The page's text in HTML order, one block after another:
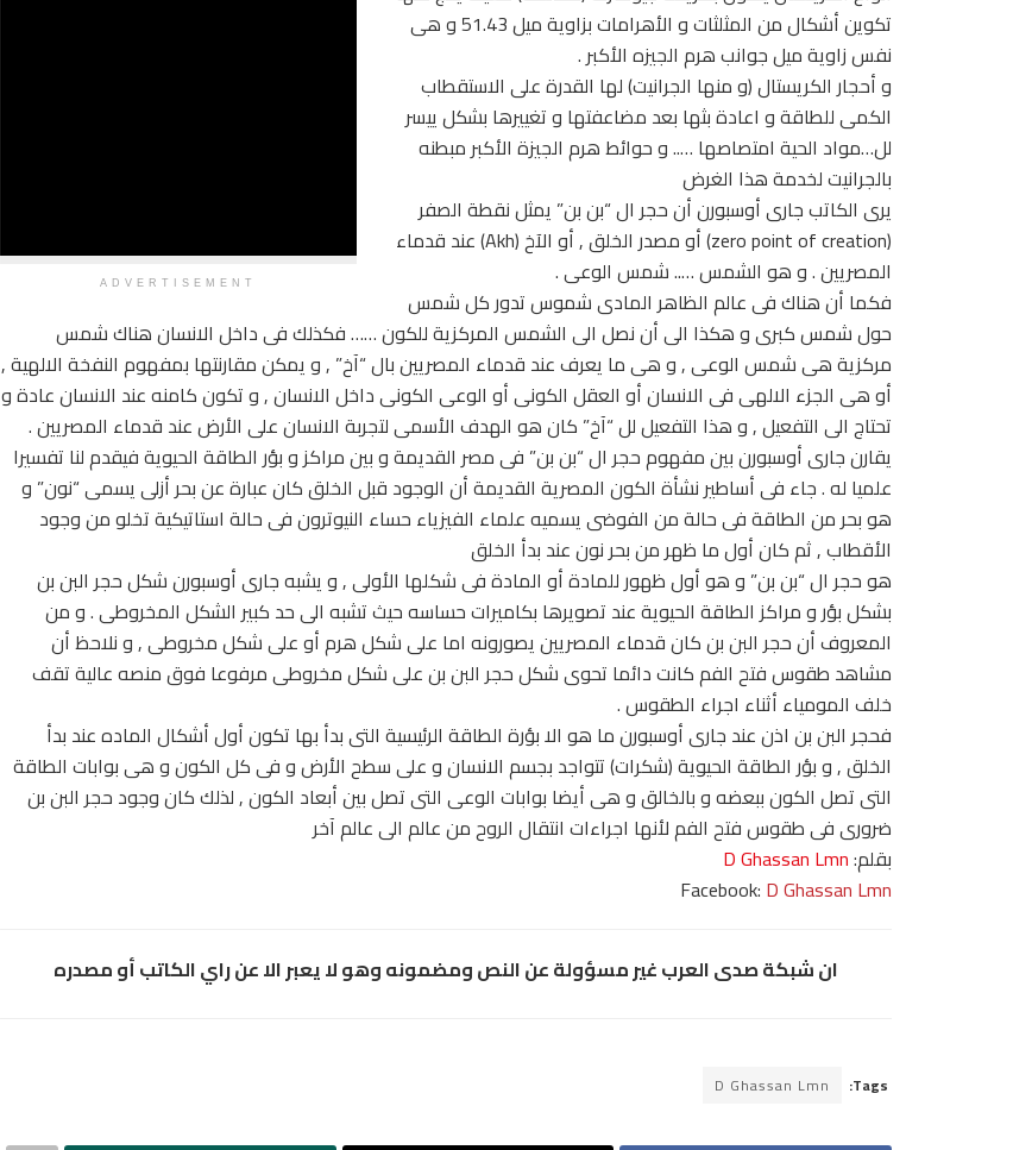
ADVERTISEMENT
تكوين أشكال من المثلثات و الأهرامات بزاوية ميل 51.43 و هى
نفس زاوية ميل جوانب هرم الجيزه الأكبر .
و أحجار الكريستال (و منها الجرانيت) لها القدرة على الاستقطاب
الكمى للطاقة و اعادة بثها بعد مضاعفتها و تغييرها بشكل ييسر
لل…مواد الحية امتصاصها ….. و حوائط هرم الجيزة الأكبر مبطنه
بالجرانيت لخدمة هذا الغرض
يرى الكاتب جارى أوسبورن أن حجر ال “بن بن” يمثل نقطة الصفر
(zero point of creation) أو مصدر الخلق , أو الآخ (Akh) عند قدماء
المصريين . و هو الشمس ….. شمس الوعى .
فكما أن هناك فى عالم الظاهر المادى شموس تدور كل شمس
حول شمس كبرى و هكذا الى أن نصل الى الشمس المركزية للكون …… فكذلك فى داخل الانسان هناك شمس
مركزية هى شمس الوعى , و هى ما يعرف عند قدماء المصريين بال “آخ” , و يمكن مقارنتها بمفهوم النفخة الالهية ,
أو هى الجزء الالهى فى الانسان أو العقل الكونى أو الوعى الكونى داخل الانسان , و تكون كامنه عند الانسان عادة و
تحتاج الى التفعيل , و هذا التفعيل لل “آخ” كان هو الهدف الأسمى لتجربة الانسان على الأرض عند قدماء المصريين .
يقارن جارى أوسبورن بين مفهوم حجر ال “بن بن” فى مصر القديمة و بين مراكز و بؤر الطاقة الحيوية فيقدم لنا تفسيرا
علميا له . جاء فى أساطير نشأة الكون المصرية القديمة أن الوجود قبل الخلق كان عبارة عن بحر أزلى يسمى “نون” و
هو بحر من الطاقة فى حالة من الفوضى يسميه علماء الفيزياء حساء النيوترون فى حالة استاتيكية تخلو من وجود
الأقطاب , ثم كان أول ما ظهر من بحر نون عند بدأ الخلق
هو حجر ال “بن بن” و هو أول ظهور للمادة أو المادة فى شكلها الأولى , و يشبه جارى أوسبورن شكل حجر البن بن
بشكل بؤر و مراكز الطاقة الحيوية عند تصويرها بكاميرات حساسه حيث تشبه الى حد كبير الشكل المخروطى . و من
المعروف أن حجر البن بن كان قدماء المصريين يصورونه اما على شكل هرم أو على شكل مخروطى , و نلاحظ أن
مشاهد طقوس فتح الفم كانت دائما تحوى شكل حجر البن بن على شكل مخروطى مرفوعا فوق منصه عالية تقف
خلف المومياء أثناء اجراء الطقوس .
فحجر البن بن اذن عند جارى أوسبورن ما هو الا بؤرة الطاقة الرئيسية التى بدأ بها تكون أول أشكال الماده عند بدأ
الخلق , و بؤر الطاقة الحيوية (شكرات) تتواجد بجسم الانسان و على سطح الأرض و فى كل الكون و هى بوابات الطاقة
التى تصل الكون ببعضه و بالخالق و هى أيضا بوابات الوعى التى تصل بين أبعاد الكون , لذلك كان وجود حجر البن بن
ضرورى فى طقوس فتح الفم لأنها اجراءات انتقال الروح من عالم الى عالم آخر
بقلم:D Ghassan Lmn
Facebook: D Ghassan Lmn
ان شبكة صدى العرب غير مسؤولة عن النص ومضمونه وهو لا يعبر الا عن راي الكاتب أو مصدره
Tags:
D Ghassan Lmn